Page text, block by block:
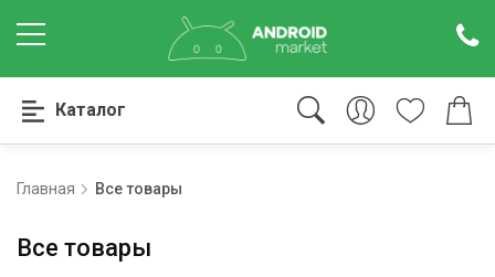
Каталог
Главная Все товары
Все товары